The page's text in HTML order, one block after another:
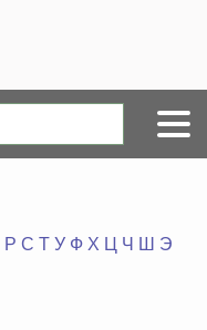
Р С Т У Ф Х Ц Ч Ш
Э